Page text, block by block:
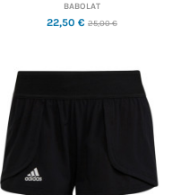
BABOLAT
22,50 € 25,00 €